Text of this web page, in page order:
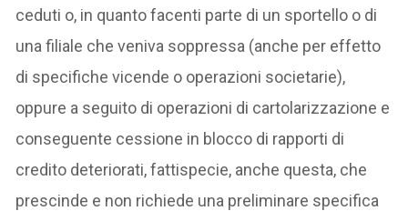
ceduti o, in quanto facenti parte di un sportello o di
una filiale che veniva soppressa (anche per effetto
di specifiche vicende o operazioni societarie),
oppure a seguito di operazioni di cartolarizzazione e
conseguente cessione in blocco di rapporti di
credito deteriorati, fattispecie, anche questa, che
prescinde e non richiede una preliminare specifica